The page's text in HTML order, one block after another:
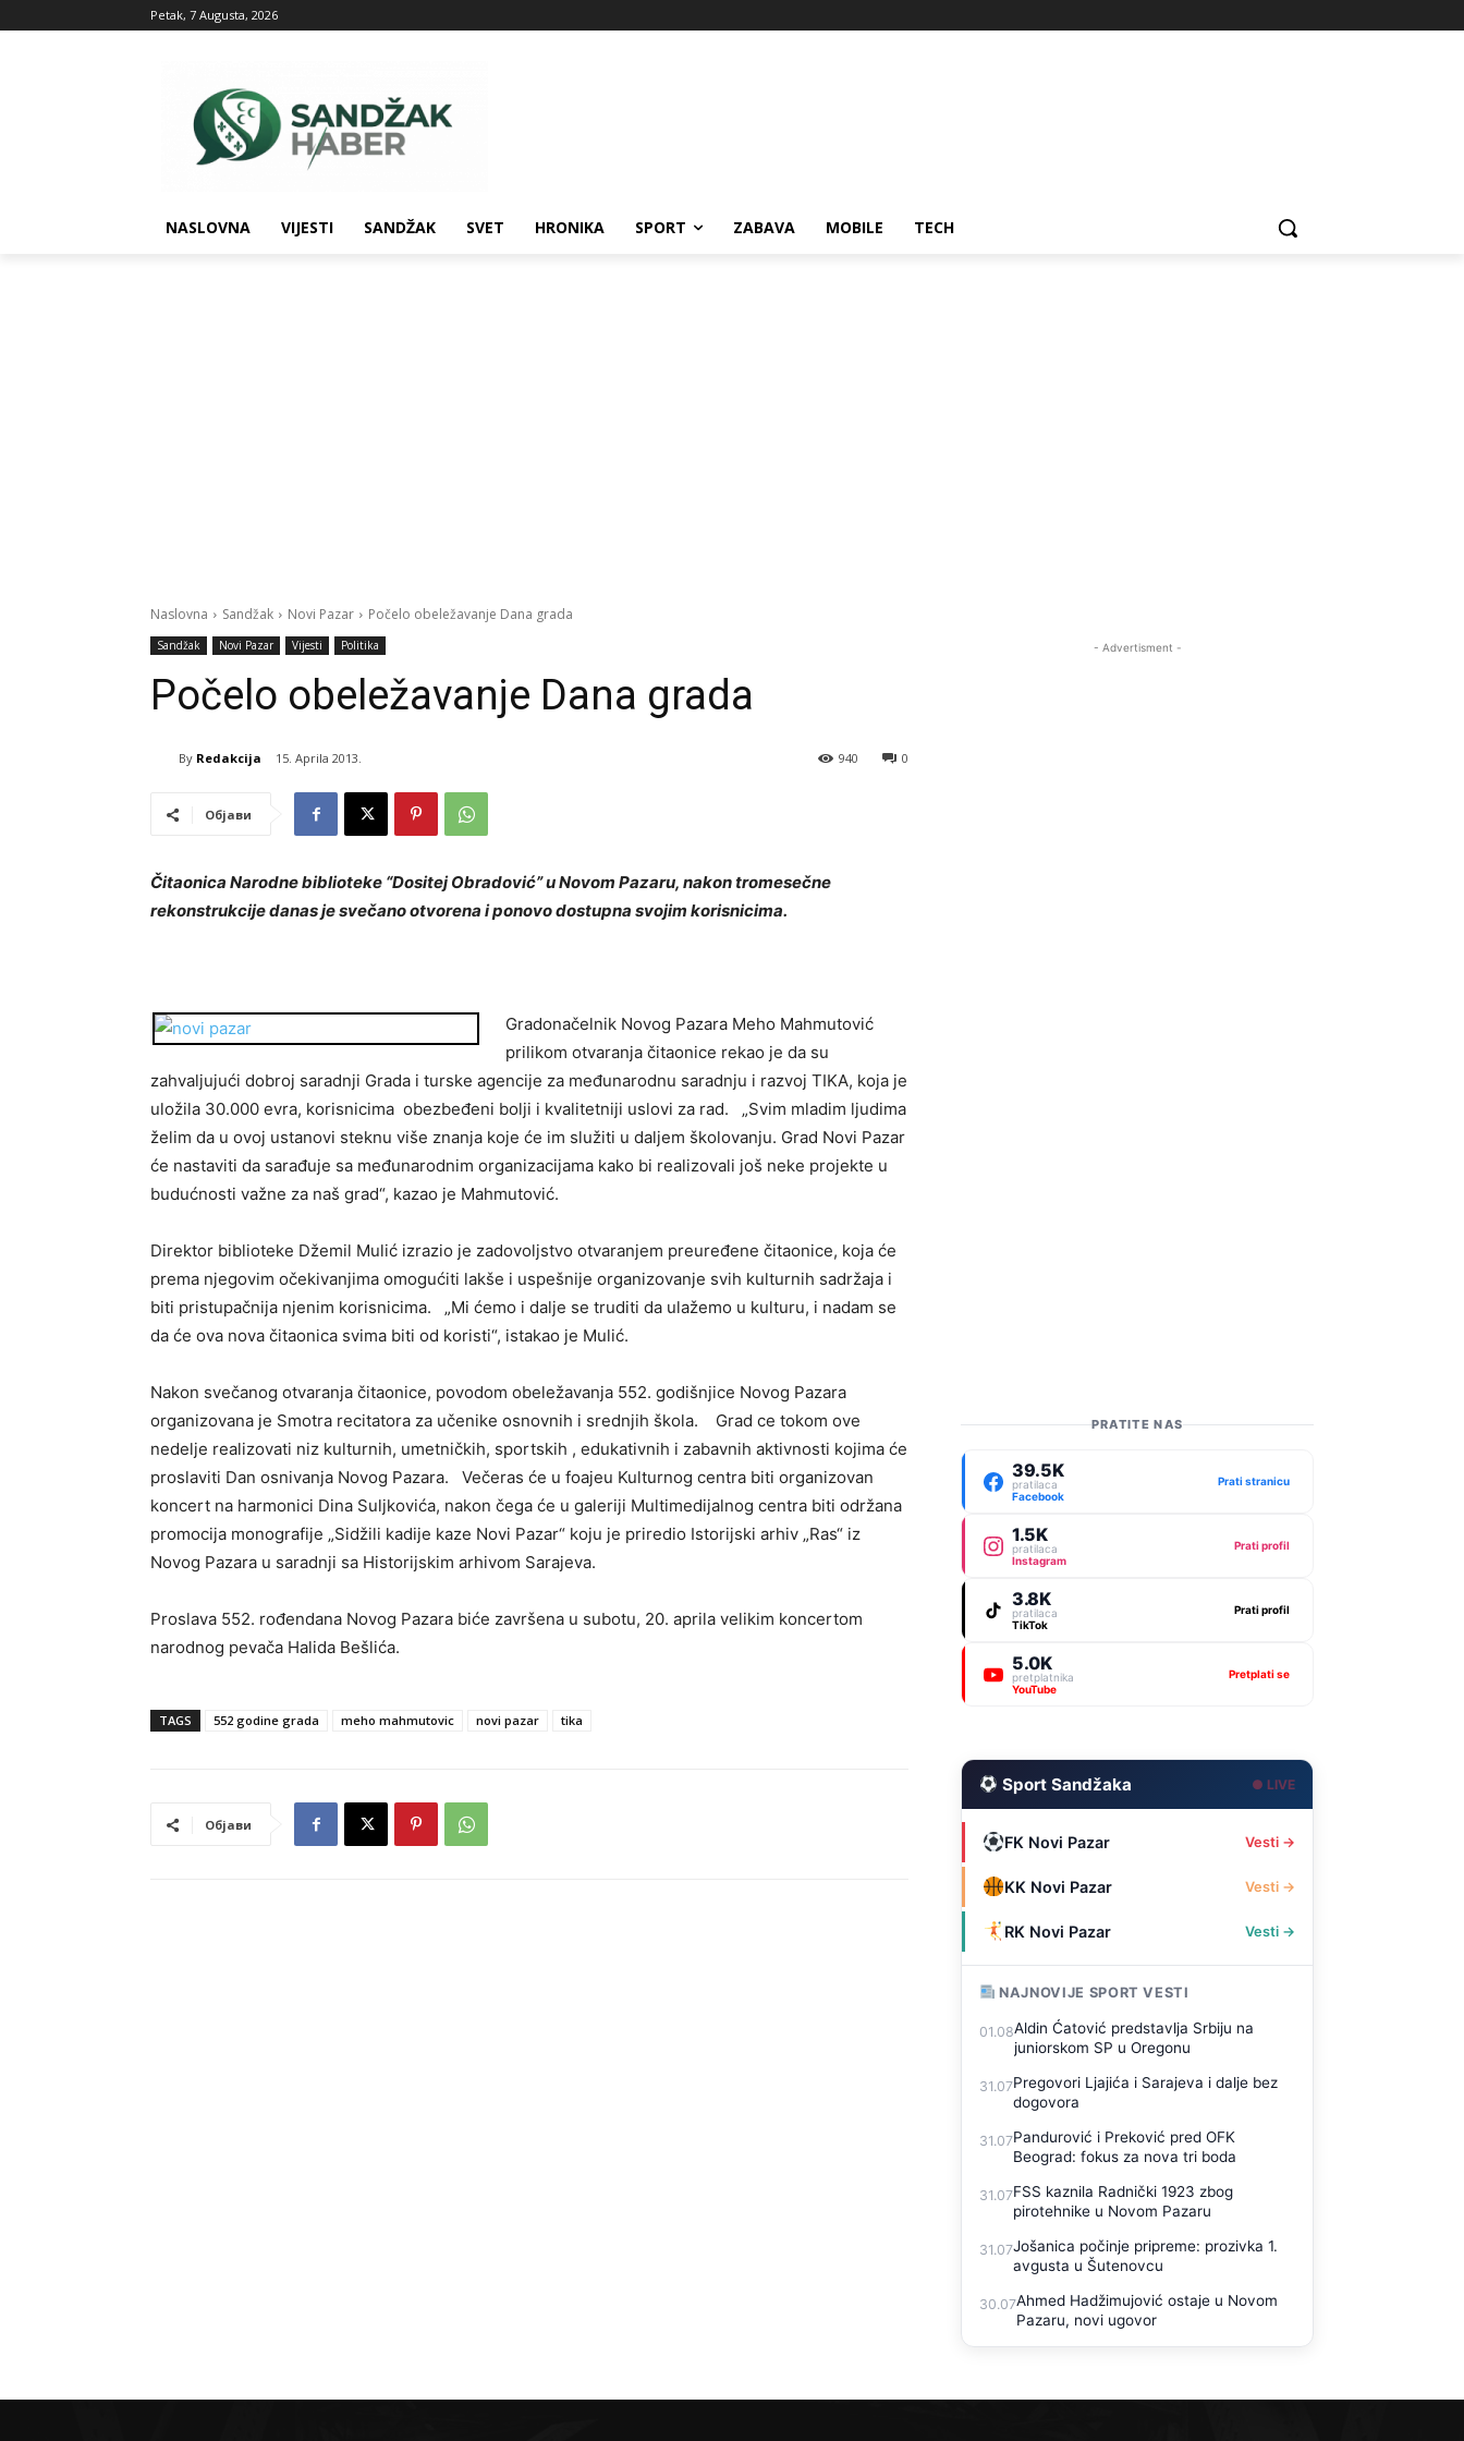
Petak, 7 Augusta, 2026
NASLOVNA VIJESTI SANDŽAK SVET HRONIKA SPORT ZABAVA MOBILE TECH
Naslovna Sandžak Novi Pazar Počelo obeležavanje Dana grada
Sandžak Novi Pazar Vijesti Politika
Počelo obeležavanje Dana grada
By Redakcija 15. Aprila 2013. 0
940
Објави
Čitaonica Narodne biblioteke “Dositej Obradović” u Novom Pazaru, nakon tromesečne
rekonstrukcije danas je svečano otvorena i ponovo dostupna svojim korisnicima.
Gradonačelnik Novog Pazara Meho Mahmutović
prilikom otvaranja čitaonice rekao je da su
zahvaljujući dobroj saradnji Grada i turske agencije za međunarodnu saradnju i razvoj TIKA, koja je
uložila 30.000 evra, korisnicima obezbeđeni bolji i kvalitetniji uslovi za rad. „Svim mladim ljudima
želim da u ovoj ustanovi steknu više znanja koje će im služiti u daljem školovanju. Grad Novi Pazar
će nastaviti da sarađuje sa međunarodnim organizacijama kako bi realizovali još neke projekte u
budućnosti važne za naš grad“, kazao je Mahmutović.
Direktor biblioteke Džemil Mulić izrazio je zadovoljstvo otvaranjem preuređene čitaonice, koja će
prema njegovim očekivanjima omogućiti lakše i uspešnije organizovanje svih kulturnih sadržaja i
biti pristupačnija njenim korisnicima. „Mi ćemo i dalje se truditi da ulažemo u kulturu, i nadam se
da će ova nova čitaonica svima biti od koristi“, istakao je Mulić.
Nakon svečanog otvaranja čitaonice, povodom obeležavanja 552. godišnjice Novog Pazara
organizovana je Smotra recitatora za učenike osnovnih i srednjih škola. Grad ce tokom ove
nedelje realizovati niz kulturnih, umetničkih, sportskih , edukativnih i zabavnih aktivnosti kojima će
proslaviti Dan osnivanja Novog Pazara. Večeras će u foajeu Kulturnog centra biti organizovan
koncert na harmonici Dina Suljkovića, nakon čega će u galeriji Multimedijalnog centra biti održana
promocija monografije „Sidžili kadije kaze Novi Pazar“ koju je priredio Istorijski arhiv „Ras“ iz
Novog Pazara u saradnji sa Historijskim arhivom Sarajeva.
Proslava 552. rođendana Novog Pazara biće završena u subotu, 20. aprila velikim koncertom
narodnog pevača Halida Bešlića.
TAGS 552 godine grada meho mahmutovic novi pazar tika
Објави
- Advertisment -
PRATITE NAS
39.5K
pratilaca
Facebook
Prati stranicu
1.5K
pratilaca
Instagram
Prati profil
3.8K
pratilaca
TikTok
Prati profil
5.0K
pretplatnika
YouTube
Pretplati se
Sport Sandžaka ● LIVE
FK Novi Pazar Vesti →
KK Novi Pazar Vesti →
RK Novi Pazar Vesti →
NAJNOVIJE SPORT VESTI
01.08Aldin Ćatović predstavlja Srbiju na
juniorskom SP u Oregonu
31.07Pregovori Ljajića i Sarajeva i dalje bez
dogovora
31.07Pandurović i Preković pred OFK
Beograd: fokus za nova tri boda
31.07FSS kaznila Radnički 1923 zbog
pirotehnike u Novom Pazaru
31.07Jošanica počinje pripreme: prozivka 1.
avgusta u Šutenovcu
30.07Ahmed Hadžimujović ostaje u Novom
Pazaru, novi ugovor